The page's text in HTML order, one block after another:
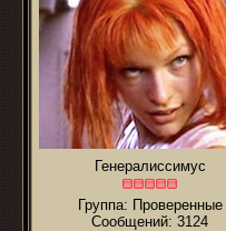
Генералиссимус
Группа: Проверенные
Сообщений: 3124